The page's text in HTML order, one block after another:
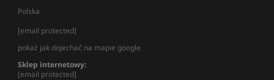
Polska
[email protected]
pokaż jak dojechać na mapie google
Sklep internetowy:
[email protected]